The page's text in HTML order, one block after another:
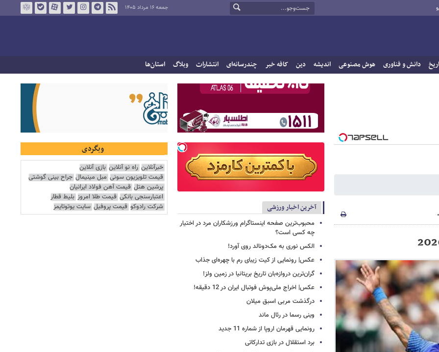
جمعه ۱۶ مرداد ۱۴۰۵
دانش و فناوری هوش مصنوعی اندیشه دین کافه خبر چندرسانه‌ای انتشارات وبلاگ استان‌ها
آخرین اخبار ورزشی
محبوب‌ترین صفحه اینستاگرام ورزشکاران مرد در اختیار
چه کسی است؟
الکس نوری به مک‌دونالد روی آورد!
عکس| رونمایی از کیت زیبای رم با چهره‌ای جذاب
گران‌ترین دروازه‌بان تاریخ بریتانیا در زمین ولز!
عکس| اخراج ملی‌پوش فوتبال ایران در 12 دقیقه!
درگذشت مربی اسبق میلان
وینی رسما در رئال ماند
رونمایی قهرمان اروپا از شماره 11 جدید
برد استقلال در بازی تدارکاتی
وبگردی
خبرآنلاین راه نو آنلاین بازی آنلاین
قیمت تلویزیون سونی مبل مینیمال جراح بینی گوشتی
پرشین هتل قیمت آهن فولاد ایرانیان
اعتبارسنجی بانکی قیمت طلا امروز بلیط قطار
شرکت رادوکو قیمت پروفیل سایت یوتوتایمز